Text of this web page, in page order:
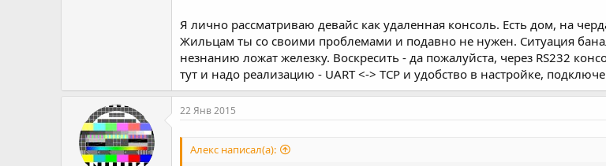
Я лично рассматриваю девайс как удаленная консоль. Есть дом, на
Жильцам ты со своими проблемами и подавно не нужен. Ситуация
незнанию ложат железку. Воскресить - да пожалуйста, через RS232
тут и надо реализацию - UART <-> TCP и удобство в настройке,
22 Янв 2015
Алекс написал(а):